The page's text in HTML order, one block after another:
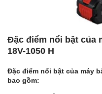
Đặc điểm nổi bật của
18V-1050 H
Đặc điểm nổi bật của máy
bao gồm: